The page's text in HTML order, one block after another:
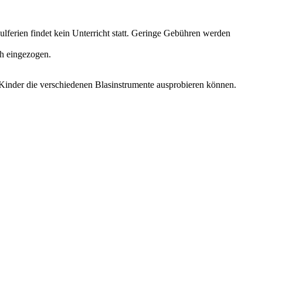
findet kein Unterricht statt. Geringe Gebühren werden
eingezogen.
die verschiedenen Blasinstrumente ausprobieren können.